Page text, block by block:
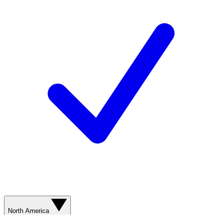
North America